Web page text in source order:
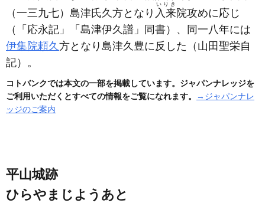
（一三九七） 島津氏久方となり 入来
いりき
院攻めに応じ
（「応永記」「島津伊久譜」同書） 、同一八年には
伊集院頼久方となり島津久豊に反した （山田聖栄自
記） 。
コトバンクでは本文の一部を掲載しています。ジャパンナレッジを
ご利用いただくとすべての情報をご覧になれます。
→ジャパンナレ
ッジのご案内
平山城跡
ひらやまじようあと